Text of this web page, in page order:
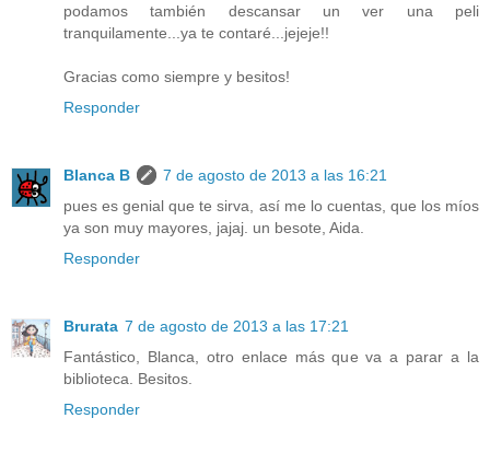
podamos también descansar un ver una peli
tranquilamente...ya te contaré...jejeje!!
Gracias como siempre y besitos!
Responder
Blanca B
7 de agosto de 2013 a las 16:21
pues es genial que te sirva, así me lo cuentas, que los míos
ya son muy mayores, jajaj. un besote, Aida.
Responder
Brurata 7 de agosto de 2013 a las 17:21
Fantástico, Blanca, otro enlace más que va a parar a la
biblioteca. Besitos.
Responder